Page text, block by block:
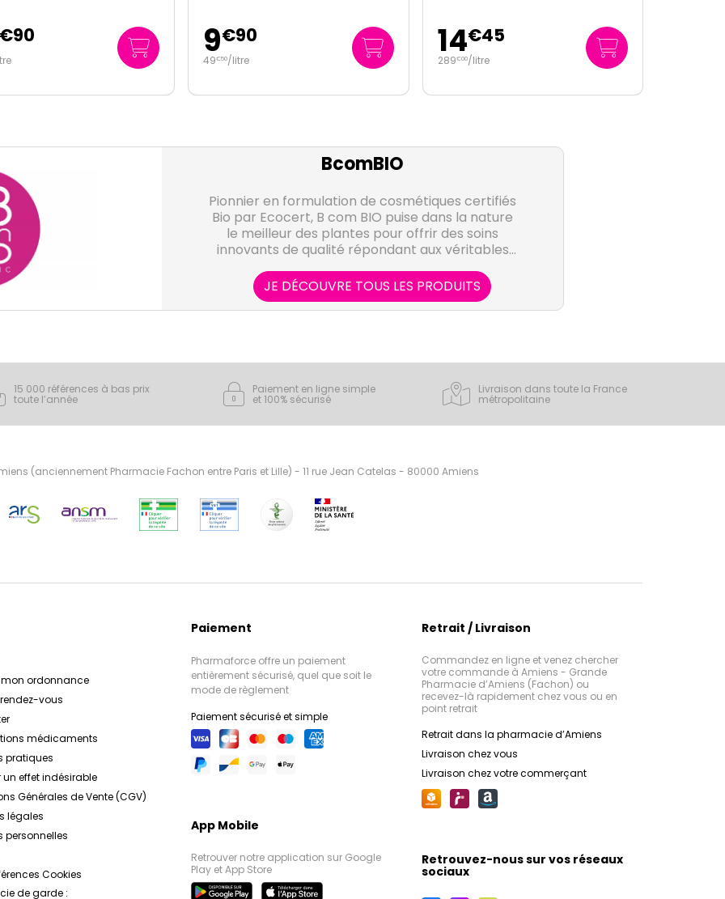
90 14€45
289€00/litre 10€50
26€25/litre
BcomBIO
Pionnier en formulation de cosmétiques certifiés
Bio par Ecocert, B com BIO puise dans la nature
le meilleur des plantes pour offrir des soins
innovants de qualité répondant aux véritables
JE DÉCOUVRE TOUS LES PRODUITS
15 000 références à bas prix
toute l’année
Paiement en ligne simple
et 100% sécurisé
Livraison dans toute la France
métropolitaine
(anciennement Pharmacie Fachon entre Paris et Lille) - 11 rue Jean Catelas - 80000 Amiens
mon ordonnance
vous
médicaments
pratiques
un effet indésirable
Générales de Vente (CGV)
légales
personnelles
Cookies
de garde :
Paiement
Pharmaforce offre un paiement
entièrement sécurisé, quel que soit le
mode de règlement
Paiement sécurisé et simple
App Mobile
Retrouver notre application sur Google
Play et App Store
Retrait / Livraison
Commandez en ligne et venez chercher
votre commande à Amiens - Grande
Pharmacie d’Amiens (Fachon) ou
recevez-là rapidement chez vous ou en
point retrait
Retrait dans la pharmacie d’Amiens
Livraison chez vous
Livraison chez votre commerçant
Retrouvez-nous sur vos réseaux
sociaux